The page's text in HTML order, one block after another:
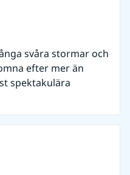
svåra stormar och
efter mer än
spektakulära